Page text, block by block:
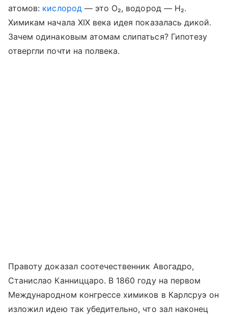
атомов: кислород— это O₂, водород — H₂.
Химикам начала XIX века идея показалась дикой.
Зачем одинаковым атомам слипаться? Гипотезу
отвергли почти на полвека.
Правоту доказал соотечественник Авогадро,
Станислао Канниццаро. В 1860 году на первом
Международном конгрессе химиков в Карлсруэ он
изложил идею так убедительно, что зал наконец